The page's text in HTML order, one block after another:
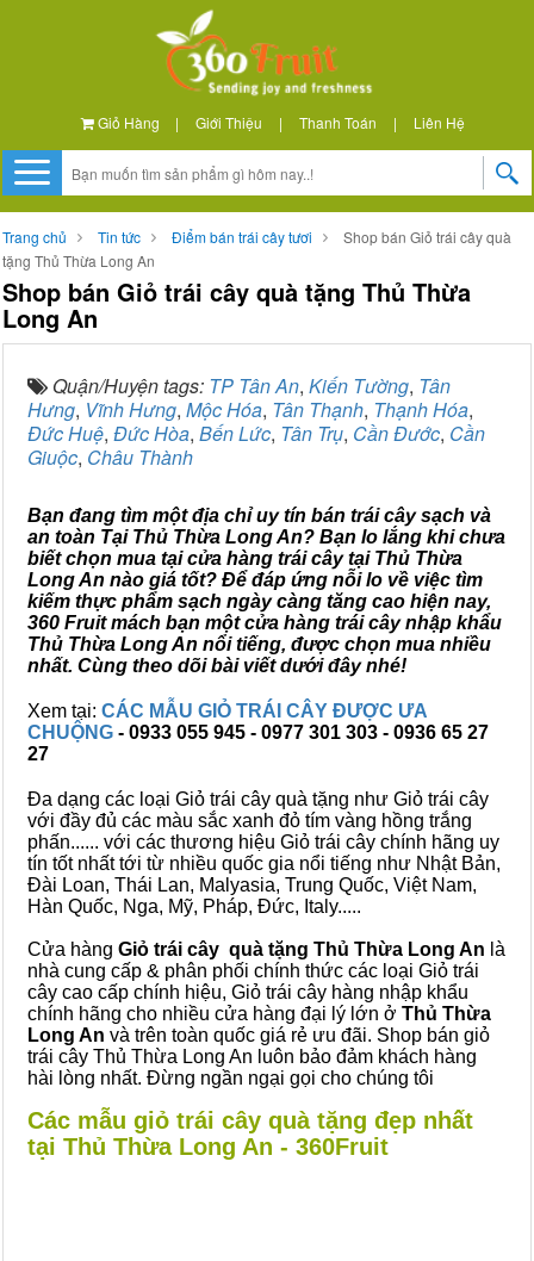
Giỏ Hàng | Giới Thiệu | Thanh Toán | Liên Hệ
Trang chủ Tin tức Điểm bán trái cây tươi
Shop bán Giỏ trái cây quà
tặng Thủ Thừa Long An
Shop bán Giỏ trái cây quà tặng Thủ Thừa
Long An
Quận/Huyện tags: TP Tân An, Kiến Tường, Tân
Hưng, Vĩnh Hưng, Mộc Hóa, Tân Thạnh, Thạnh Hóa,
Đức Huệ, Đức Hòa, Bến Lức, Tân Trụ, Cần Đước, Cần
Giuộc, Châu Thành
Bạn đang tìm một địa chỉ uy tín bán trái cây sạch và
an toàn Tại Thủ Thừa Long An? Bạn lo lắng khi chưa
biết chọn mua tại cửa hàng trái cây tại Thủ Thừa
Long An nào giá tốt? Để đáp ứng nỗi lo về việc tìm
kiếm thực phẩm sạch ngày càng tăng cao hiện nay,
360 Fruit mách bạn một cửa hàng trái cây nhập khẩu
Thủ Thừa Long An nổi tiếng, được chọn mua nhiều
nhất. Cùng theo dõi bài viết dưới đây nhé!
Xem tại: CÁC MẪU GIỎ TRÁI CÂY ĐƯỢC ƯA
CHUỘNG - 0933 055 945 - 0977 301 303 - 0936 65 27
27
Đa dạng các loại Giỏ trái cây quà tặng như Giỏ trái cây
với đầy đủ các màu sắc xanh đỏ tím vàng hồng trắng
phấn...... với các thương hiệu Giỏ trái cây chính hãng uy
tín tốt nhất tới từ nhiều quốc gia nổi tiếng như Nhật Bản,
Đài Loan, Thái Lan, Malyasia, Trung Quốc, Việt Nam,
Hàn Quốc, Nga, Mỹ, Pháp, Đức, Italy.....
Cửa hàng Giỏ trái cây quà tặng Thủ Thừa Long An là
nhà cung cấp & phân phối chính thức các loại Giỏ trái
cây cao cấp chính hiệu, Giỏ trái cây hàng nhập khẩu
chính hãng cho nhiều cửa hàng đại lý lớn ở Thủ Thừa
Long An và trên toàn quốc giá rẻ ưu đãi. Shop bán giỏ
trái cây Thủ Thừa Long An luôn bảo đảm khách hàng
hài lòng nhất. Đừng ngần ngại gọi cho chúng tôi
Các mẫu giỏ trái cây quà tặng đẹp nhất
tại Thủ Thừa Long An - 360Fruit